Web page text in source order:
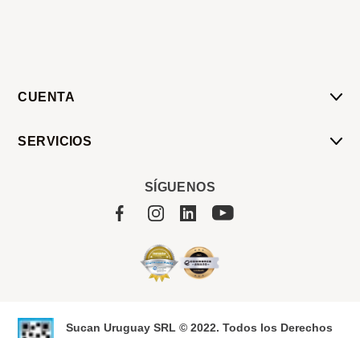
CUENTA
SERVICIOS
SÍGUENOS
Sucan Uruguay SRL © 2022. Todos los Derechos